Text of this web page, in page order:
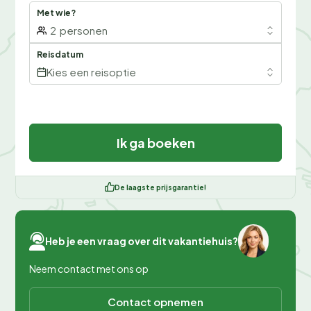
Met wie?
2 personen
Reisdatum
Kies een reisoptie
Ik ga boeken
De laagste prijsgarantie!
Heb je een vraag over dit vakantiehuis?
Neem contact met ons op
Contact opnemen